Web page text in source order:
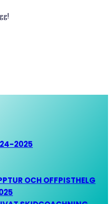
2025
OCH OFFPISTHELG